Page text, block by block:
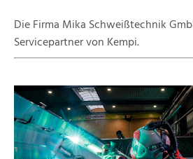
Die Firma Mika Schweißtechnik
Servicepartner von Kempi.